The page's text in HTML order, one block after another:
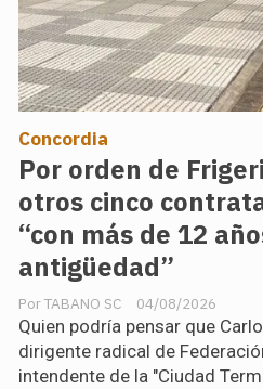
Por orden de
otros cinco
“con más de 12
antigüedad”
TABANO SC
Concordia
04/08/2026
Quien podría pensar que
dirigente radical de
intendente de la "Ciudad